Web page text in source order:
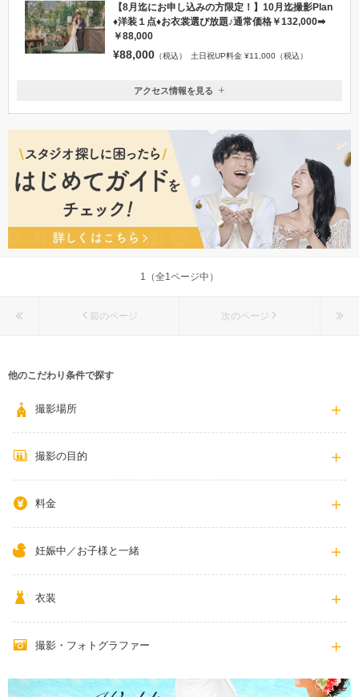
【8月迄にお申し込みの方限定！】10月迄撮影Plan
♦洋装１点♦お衣裳選び放題♪通常価格￥132,000➡
￥88,000
¥88,000 （税込） 土日祝UP料金 ¥11,000（税込）
佐賀県佐賀市神野東2-5-15
0952-36-7771
アクセス情報を見る
1（全1ページ中）
前のページ 次のページ
他のこだわり条件で探す
撮影場所
撮影の目的
料金
妊娠中／お子様と一緒
衣装
撮影・フォトグラファー